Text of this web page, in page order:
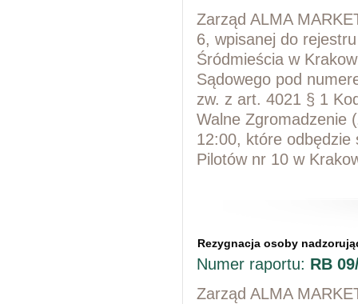
Zarząd ALMA
6, wpisanej do
Śródmieścia w
Sądowego pod
zw. z art. 4021 § 1
Walne Zgromadzenie
12:00, które odbędzie
Pilotów nr 10 w
Rezygnacja osoby
Numer raportu: RB
Zarząd ALMA